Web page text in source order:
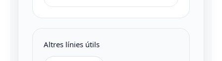
Altres línies útils